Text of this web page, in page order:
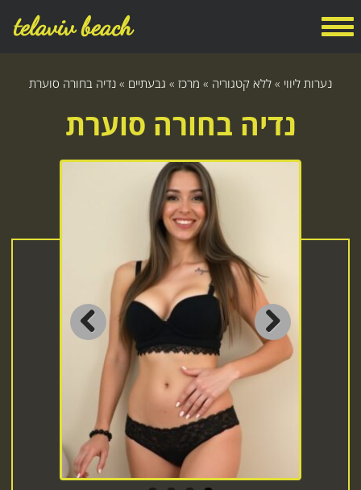
telaviv beach
נערות ליווי » ללא קטגוריה » מרכז » גבעתיים » נדיה בחורה סוערת
נדיה בחורה סוערת
Previous Next